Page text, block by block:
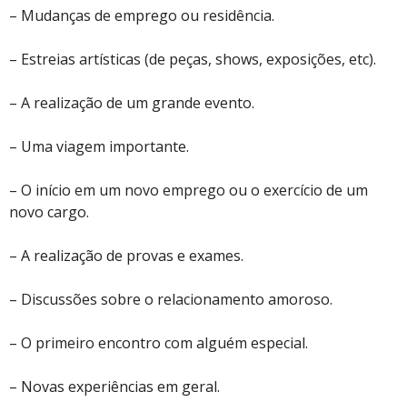
– Mudanças de emprego ou residência.
– Estreias artísticas (de peças, shows, exposições, etc).
– A realização de um grande evento.
– Uma viagem importante.
– O início em um novo emprego ou o exercício de um
novo cargo.
– A realização de provas e exames.
– Discussões sobre o relacionamento amoroso.
– O primeiro encontro com alguém especial.
– Novas experiências em geral.